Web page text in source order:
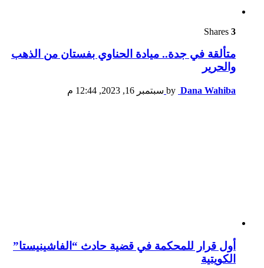
3
متألقة في جدة.. ميادة الحناوي بفستان من الذهب
والحرير
by Dana Wahiba سبتمبر 16, 2023, 12:44 م
أول قرار للمحكمة في قضية حادث “الفاشينيستا”
الكويتية